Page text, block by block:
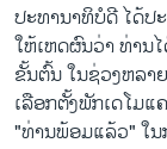
ປະທານາທິບໍດີ ​ໄດ້​ປ
ໃຫ້​ເຫດຜົນ​ວ່າ ທ່ານ​
ຂັ້ນ​ຕົ້ນ​ ໃນ​ຊ່ວງຫລາ
ເລືອກ​ຕັ້ງ​ພັກ​ເດ​ໂມ​
"ທ່ານພ້ອມແລ້ວ" ໃນ